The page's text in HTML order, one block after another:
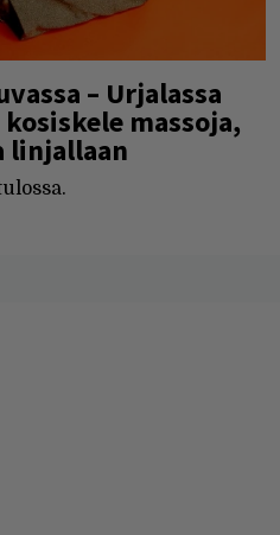
– Urjalassa
massoja,
linjallaan